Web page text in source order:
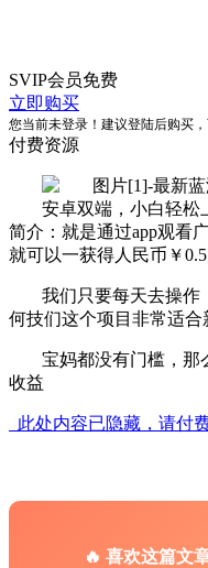
SVIP会员免费
立即购买
您当前未登录！建议登陆后购买
付费资源
简介：就是通过app观看
就可以一获得人民币￥0.5
我们只要每天去操作
何技们这个项目非常适合
宝妈都没有门槛，那
收益
此处内容已隐藏，请付
🔥 喜欢这篇文